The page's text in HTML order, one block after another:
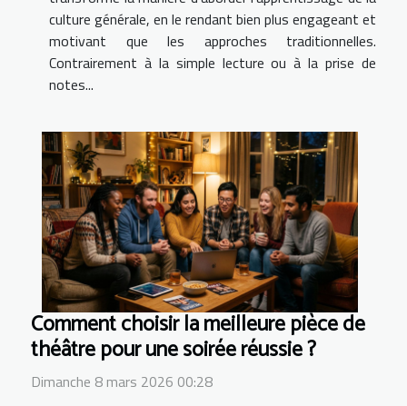
culture générale, en le rendant bien plus engageant et
motivant que les approches traditionnelles.
Contrairement à la simple lecture ou à la prise de
notes...
Comment choisir la meilleure pièce de
théâtre pour une soirée réussie ?
Dimanche 8 mars 2026 00:28